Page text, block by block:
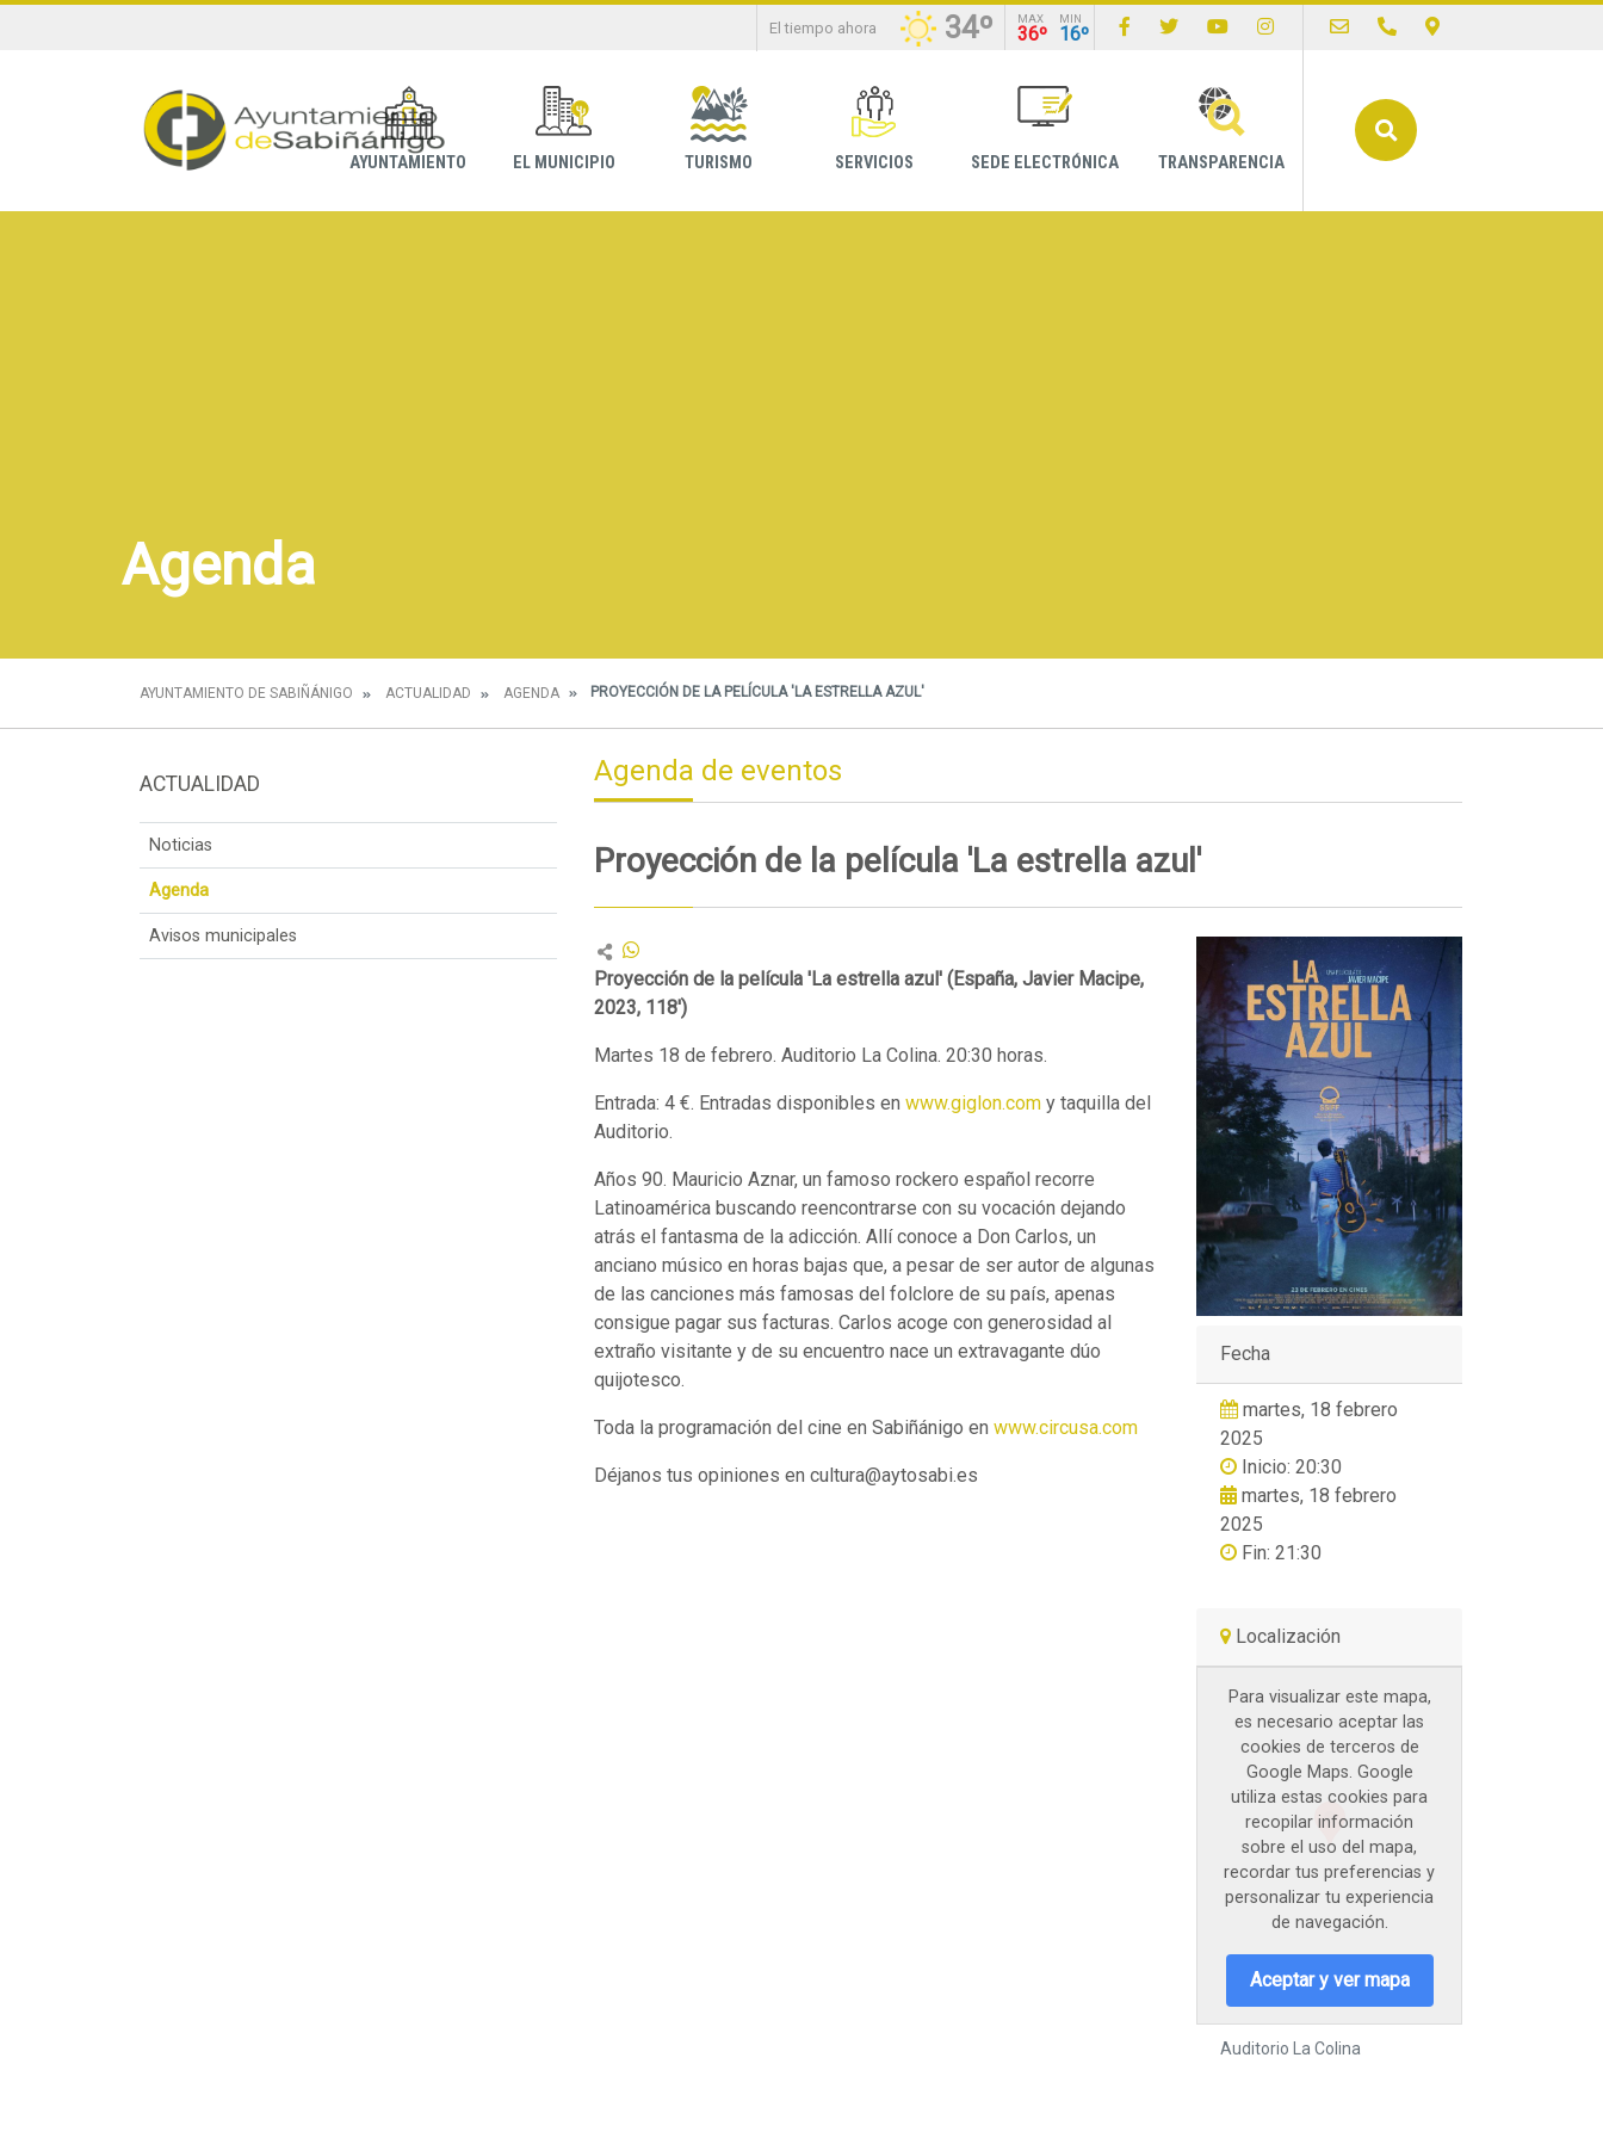
El tiempo ahora 34º MAX
36º
MIN
16º
AYUNTAMIENTO EL MUNICIPIO TURISMO SERVICIOS SEDE ELECTRÓNICA TRANSPARENCIA
Agenda
AYUNTAMIENTO DE SABIÑÁNIGO ACTUALIDAD AGENDA PROYECCIÓN DE LA PELÍCULA 'LA ESTRELLA AZUL'
ACTUALIDAD
Noticias
Agenda
Avisos municipales
Agenda de eventos
Proyección de la película 'La estrella azul'
Proyección de la película 'La estrella azul' (España, Javier Macipe,
2023, 118')
Martes 18 de febrero. Auditorio La Colina. 20:30 horas.
Entrada: 4 €. Entradas disponibles en www.giglon.com y taquilla del
Auditorio.
Años 90. Mauricio Aznar, un famoso rockero español recorre
Latinoamérica buscando reencontrarse con su vocación dejando
atrás el fantasma de la adicción. Allí conoce a Don Carlos, un
anciano músico en horas bajas que, a pesar de ser autor de algunas
de las canciones más famosas del folclore de su país, apenas
consigue pagar sus facturas. Carlos acoge con generosidad al
extraño visitante y de su encuentro nace un extravagante dúo
quijotesco.
Toda la programación del cine en Sabiñánigo en www.circusa.com
Déjanos tus opiniones en cultura@aytosabi.es
Fecha
martes, 18 febrero
2025
Inicio: 20:30
martes, 18 febrero
2025
Fin: 21:30
Localización
Para visualizar este mapa,
es necesario aceptar las
cookies de terceros de
Google Maps. Google
utiliza estas cookies para
recopilar información
sobre el uso del mapa,
recordar tus preferencias y
personalizar tu experiencia
de navegación.
Aceptar y ver mapa
Auditorio La Colina